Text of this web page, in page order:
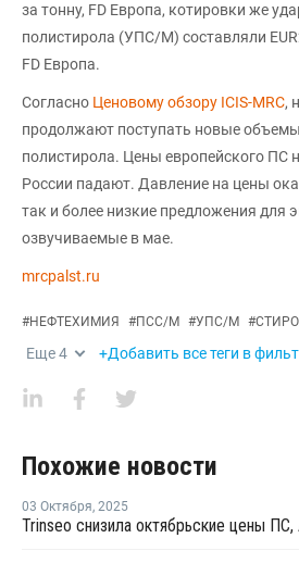
за тонну, FD Европа, котировки же
полистирола (УПС/М) составляли
FD Европа.
Согласно Ценовому обзору ICIS-MRC,
продолжают поступать новые
полистирола. Цены европейского ПС
России падают. Давление на цены
так и более низкие предложения для
озвучиваемые в мае.
mrcpalst.ru
#НЕФТЕХИМИЯ #ПСС/М #УПС/М #
Еще4 +Добавить все теги в
Похожие новости
03 Октября, 2025
Trinseo снизила октябрьские цены